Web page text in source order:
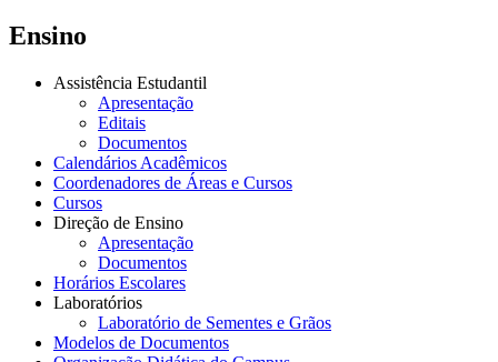
Ensino
Assistência Estudantil
Apresentação
Editais
Documentos
Calendários Acadêmicos
Coordenadores de Áreas e Cursos
Cursos
Direção de Ensino
Apresentação
Documentos
Horários Escolares
Laboratórios
Laboratório de Sementes e Grãos
Modelos de Documentos